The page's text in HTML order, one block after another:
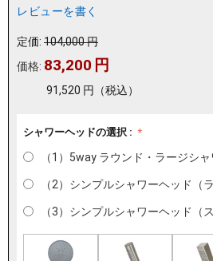
レビューを書く
定価: 104,000円
価格: 83,200 円
91,520 円 （税込）
シャワーヘッドの選択 :
（1）5way ラウンド・ラージシ
（2）シンプルシャワーヘッド（
（3）シンプルシャワーヘッド（